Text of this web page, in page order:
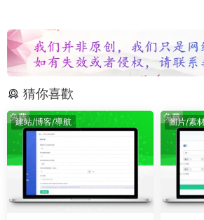
猜你喜歡
建站/博客/導航
免費 圖片/素
免費